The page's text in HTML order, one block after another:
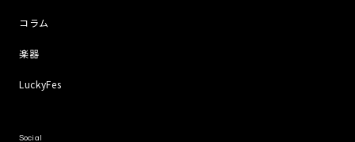
コラム
楽器
LuckyFes
Social